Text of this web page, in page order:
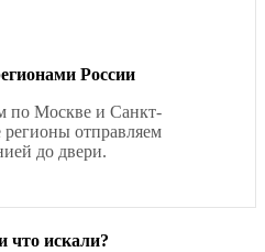
России
по Москве и Санкт-
регионы отправляем
до двери.
что искали?